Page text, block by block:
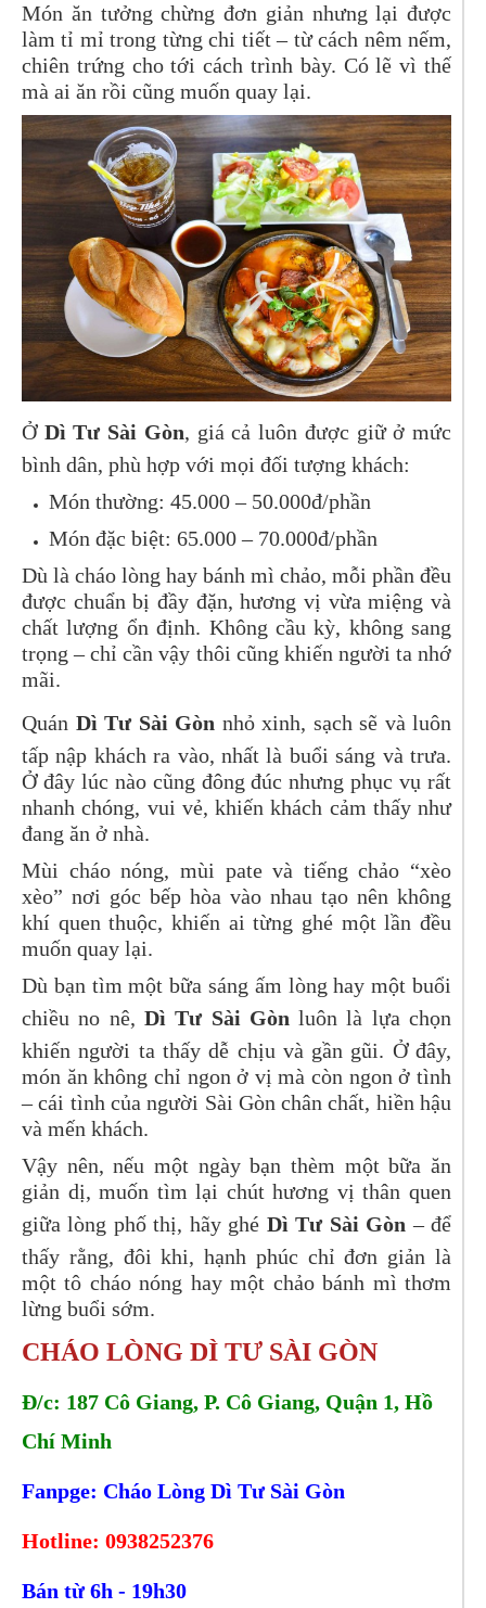
Món ăn tưởng chừng đơn giản nhưng lại được
làm tỉ mỉ trong từng chi tiết – từ cách nêm nếm,
chiên trứng cho tới cách trình bày. Có lẽ vì thế
mà ai ăn rồi cũng muốn quay lại.
Ở Dì Tư Sài Gòn, giá cả luôn được giữ ở mức
bình dân, phù hợp với mọi đối tượng khách:
Món thường: 45.000 – 50.000đ/phần
Món đặc biệt: 65.000 – 70.000đ/phần
Dù là cháo lòng hay bánh mì chảo, mỗi phần đều
được chuẩn bị đầy đặn, hương vị vừa miệng và
chất lượng ổn định. Không cầu kỳ, không sang
trọng – chỉ cần vậy thôi cũng khiến người ta nhớ
mãi.
Quán Dì Tư Sài Gòn nhỏ xinh, sạch sẽ và luôn
tấp nập khách ra vào, nhất là buổi sáng và trưa.
Ở đây lúc nào cũng đông đúc nhưng phục vụ rất
nhanh chóng, vui vẻ, khiến khách cảm thấy như
đang ăn ở nhà.
Mùi cháo nóng, mùi pate và tiếng chảo “xèo
xèo” nơi góc bếp hòa vào nhau tạo nên không
khí quen thuộc, khiến ai từng ghé một lần đều
muốn quay lại.
Dù bạn tìm một bữa sáng ấm lòng hay một buổi
chiều no nê, Dì Tư Sài Gòn luôn là lựa chọn
khiến người ta thấy dễ chịu và gần gũi. Ở đây,
món ăn không chỉ ngon ở vị mà còn ngon ở tình
– cái tình của người Sài Gòn chân chất, hiền hậu
và mến khách.
Vậy nên, nếu một ngày bạn thèm một bữa ăn
giản dị, muốn tìm lại chút hương vị thân quen
giữa lòng phố thị, hãy ghé Dì Tư Sài Gòn – để
thấy rằng, đôi khi, hạnh phúc chỉ đơn giản là
một tô cháo nóng hay một chảo bánh mì thơm
lừng buổi sớm.
CHÁO LÒNG DÌ TƯ SÀI GÒN
Đ/c: 187 Cô Giang, P. Cô Giang, Quận 1, Hồ
Chí Minh
Fanpge: Cháo Lòng Dì Tư Sài Gòn
Hotline: 0938252376
Bán từ 6h - 19h30